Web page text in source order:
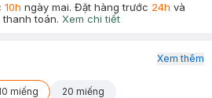
10h ngày mai. Đặt hàng trước 24h và
toán. Xem chi tiết
miếng 20 miếng
Xem thêm